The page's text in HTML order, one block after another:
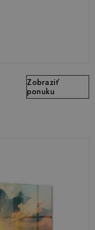
Zobraziť
ponuku